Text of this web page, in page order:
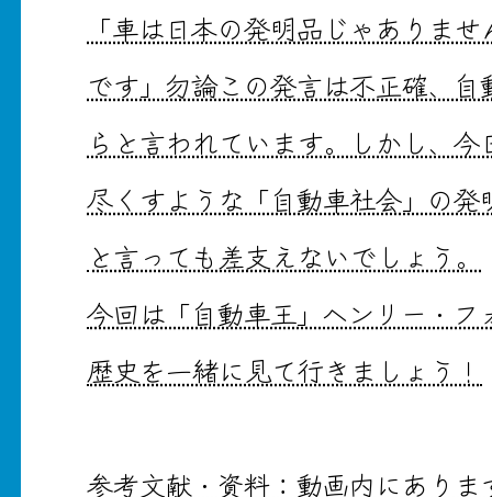
「車は日本の発明品じゃありま
です」勿論この発言は不正確、
らと言われています。しかし、
尽くすような「自動車社会」の
と言っても差支えないでしょう。
今回は「自動車王」ヘンリー・
歴史を一緒に見て行きましょう！
参考文献・資料：動画内にありま